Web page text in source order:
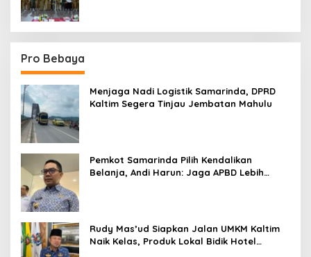
Pro Bebaya
Menjaga Nadi Logistik Samarinda, DPRD
Kaltim Segera Tinjau Jembatan Mahulu
Pemkot Samarinda Pilih Kendalikan
Belanja, Andi Harun: Jaga APBD Lebih
Rudy Mas’ud Siapkan Jalan UMKM Kaltim
Naik Kelas, Produk Lokal Bidik Hotel